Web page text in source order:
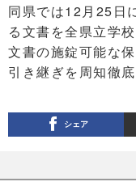
同県では12月25日
る文書を全県立学
文書の施錠可能な
引き継ぎを周知徹底
シェア